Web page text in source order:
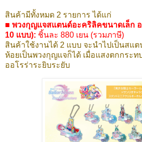
สินค้ามีทั้งหมด 2 รายการ ได้แก่
■ พวงกุญแจสแตนด์อะคริลิคขนาดเล็ก
10 แบบ): ชิ้นละ 880 เยน (รวมภาษี)
สินค้าใช้งานได้ 2 แบบ จะนำไปเป็นสแ
ห้อยเป็นพวงกุญแจก็ได้ เมื่อแสงตกกระทบ
ออโรร่าระยิบระยับ